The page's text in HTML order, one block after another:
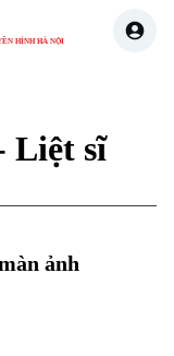
HÌNH HÀ NỘI
Liệt sĩ
ảnh